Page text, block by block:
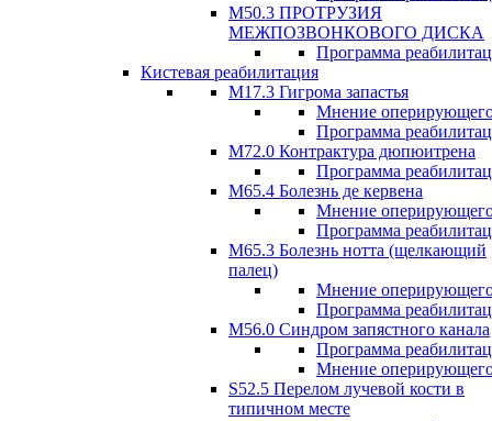
М50.3 ПРОТРУЗИЯ
МЕЖПОЗВОНКОВОГО ДИСКА
Программа
Кистевая реабилитация
M17.3 Гигрома запастья
Мнение
Программа
М72.0 Контрактура дюпюитрена
Программа
M65.4 Болезнь де кервена
Мнение
Программа
М65.3 Болезнь нотта (щелкающий
палец)
Мнение
Программа
M56.0 Синдром запястного канала
Программа
Мнение
S52.5 Перелом лучевой кости в
типичном месте